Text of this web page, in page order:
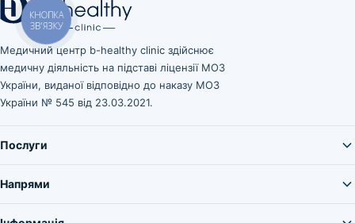
Медичний центр b-healthy clinic здійснює
медичну діяльність на підставі ліцензії МОЗ
України, виданої відповідно до наказу МОЗ
України № 545 від 23.03.2021.
Послуги
Напрями
КНОПКА
ЗВ'ЯЗКУ